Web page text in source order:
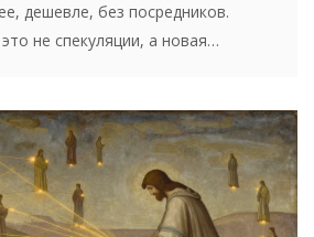
дешевле, без посредников.
не спекуляции, а новая